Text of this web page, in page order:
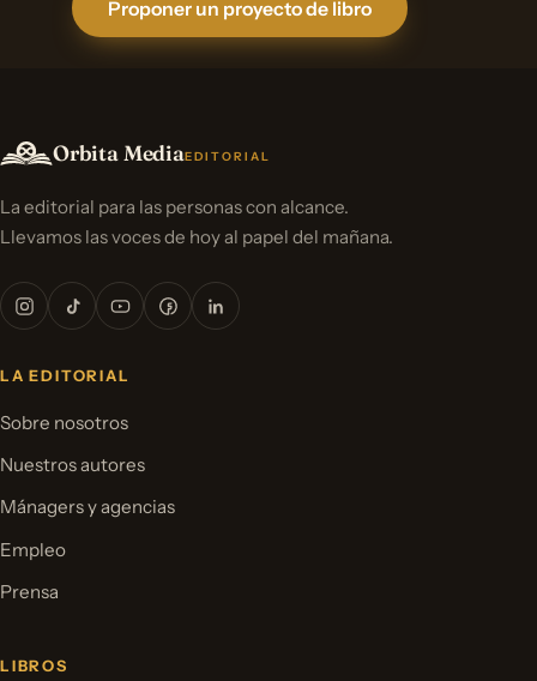
Proponer un proyecto de libro
Orbita MediaEDITORIAL
La editorial para las personas con alcance.
Llevamos las voces de hoy al papel del mañana.
LA EDITORIAL
Sobre nosotros
Nuestros autores
Mánagers y agencias
Empleo
Prensa
LIBROS